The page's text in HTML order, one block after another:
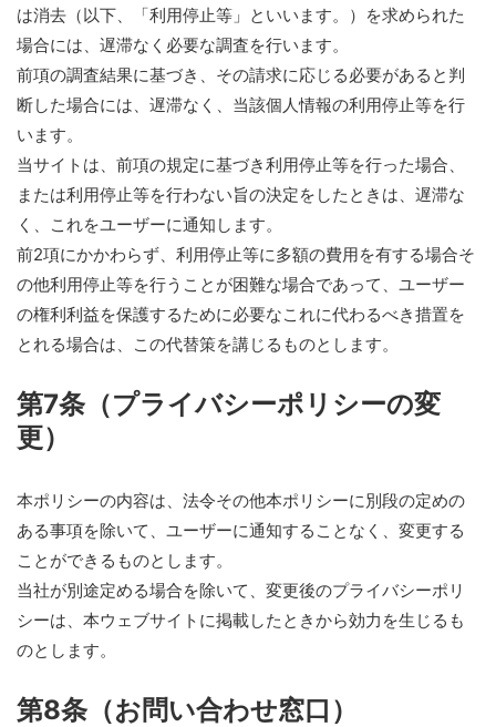
は消去（以下、「利用停止等」といいます。）を求められた
場合には、遅滞なく必要な調査を行います。
前項の調査結果に基づき、その請求に応じる必要があると判
断した場合には、遅滞なく、当該個人情報の利用停止等を行
います。
当サイトは、前項の規定に基づき利用停止等を行った場合、
または利用停止等を行わない旨の決定をしたときは、遅滞な
く、これをユーザーに通知します。
前2項にかかわらず、利用停止等に多額の費用を有する場合そ
の他利用停止等を行うことが困難な場合であって、ユーザー
の権利利益を保護するために必要なこれに代わるべき措置を
とれる場合は、この代替策を講じるものとします。
第7条（プライバシーポリシーの変
更）
本ポリシーの内容は、法令その他本ポリシーに別段の定めの
ある事項を除いて、ユーザーに通知することなく、変更する
ことができるものとします。
当社が別途定める場合を除いて、変更後のプライバシーポリ
シーは、本ウェブサイトに掲載したときから効力を生じるも
のとします。
第8条（お問い合わせ窓口）